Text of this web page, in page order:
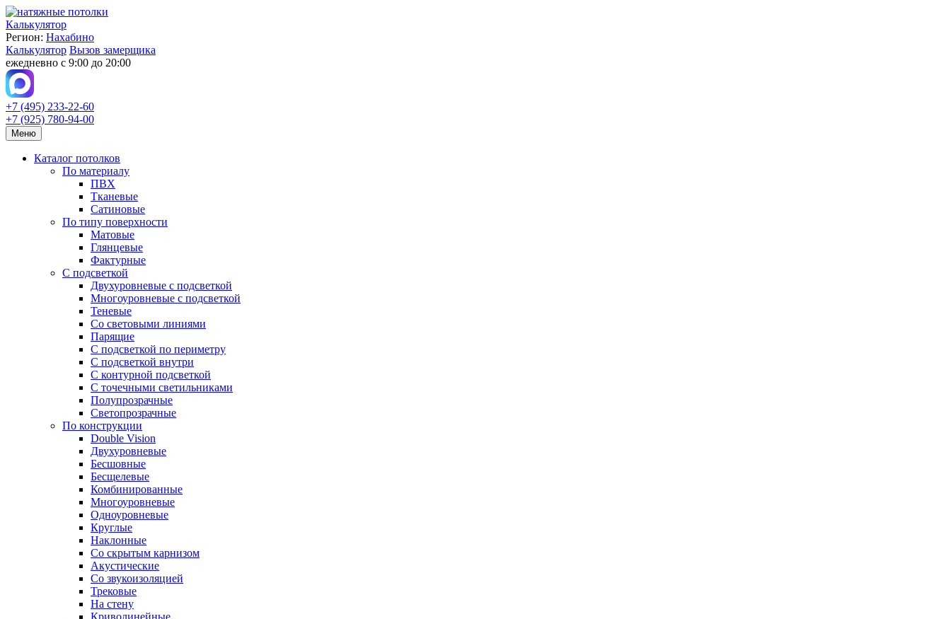
Калькулятор
Регион: Нахабино
Калькулятор Вызов замерщика
ежедневно с 9:00 до 20:00
+7 (495) 233-22-60
+7 (925) 780-94-00
Меню
Каталог потолков
По материалу
ПВХ
Тканевые
Сатиновые
По типу поверхности
Матовые
Глянцевые
Фактурные
С подсветкой
Двухуровневые с подсветкой
Многоуровневые с подсветкой
Теневые
Со световыми линиями
Парящие
С подсветкой по периметру
С подсветкой внутри
С контурной подсветкой
С точечными светильниками
Полупрозрачные
Светопрозрачные
По конструкции
Double Vision
Двухуровневые
Бесшовные
Бесщелевые
Комбинированные
Многоуровневые
Одноуровневые
Круглые
Наклонные
Со скрытым карнизом
Акустические
Со звукоизоляцией
Трековые
На стену
Криволинейные